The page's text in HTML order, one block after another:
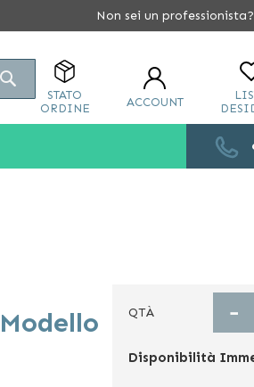
Non sei un
STATO
ORDINE
ACCOUNT
QTÀ −
Disponibilità